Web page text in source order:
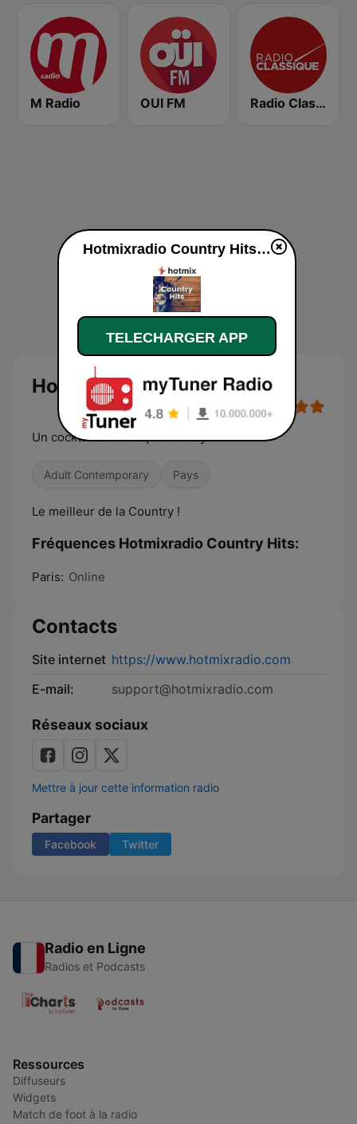
M Radio OUI FM Radio Classique
Hotmixradio Country Hits
Un cocktail de musique Trendy
Adult Contemporary Pays
Le meilleur de la Country !
Fréquences Hotmixradio Country Hits:
Paris: Online
Contacts
Site internet https://www.hotmixradio.com
E-mail:
support@hotmixradio.com
Réseaux sociaux
Mettre à jour cette information radio
Partager
Facebook Twitter
Radio en Ligne
Radios et Podcasts
Ressources
Diffuseurs
Widgets
Match de foot à la radio
Hotmixradio Country Hits en ligne
TELECHARGER APP